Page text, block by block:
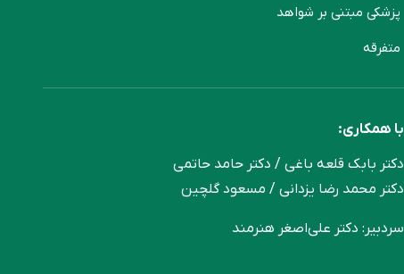
پزشکی مبتنی بر شواهد
متفرقه
با همکاری:
دکتر بابک قلعه‌ باغی / دکتر حامد حاتمی
دکتر محمد رضا یزدانی / مسعود گلچین
سردبیر: دکتر علی‌اصغر هنرمند